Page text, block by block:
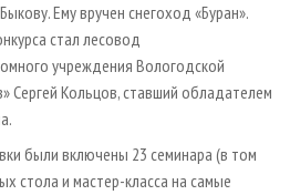
Ему вручен снегоход «Буран».
стал лесовод
учреждения Вологодской
Сергей Кольцов, ставший обладателем
были включены 23 семинара (в том
стола и мастер­-класса на самые